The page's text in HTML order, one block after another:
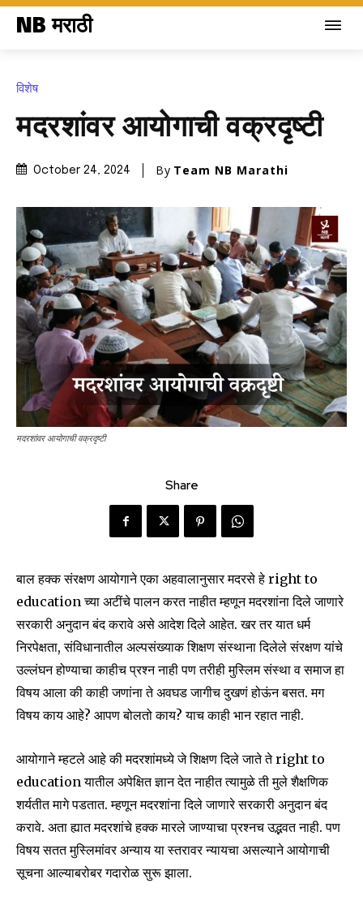
NB मराठी
विशेष
मदरशांवर आयोगाची वक्रदृष्टी
October 24, 2024 By Team NB Marathi
मदरशांवर आयोगाची वक्रदृष्टी
Share
बाल हक्क संरक्षण आयोगाने एका अहवालानुसार मदरसे हे right to
education च्या अटींचे पालन करत नाहीत म्हणून मदरशांना दिले जाणारे
सरकारी अनुदान बंद करावे असे आदेश दिले आहेत. खर तर यात धर्म
निरपेक्षता, संविधानातील अल्पसंख्याक शिक्षण संस्थाना दिलेले संरक्षण यांचे
उल्लंघन होण्याचा काहीच प्रश्न नाही पण तरीही मुस्लिम संस्था व समाज हा
विषय आला की काही जणांना ते अवघड जागीच दुखणं होऊंन बसत. मग
विषय काय आहे? आपण बोलतो काय? याच काही भान रहात नाही.
आयोगाने म्हटले आहे की मदरशांमध्ये जे शिक्षण दिले जाते ते right to
education यातील अपेक्षित ज्ञान देत नाहीत त्यामुळे ती मुले शैक्षणिक
शर्यतीत मागे पडतात. म्हणून मदरशांना दिले जाणारे सरकारी अनुदान बंद
करावे. अता ह्यात मदरशांचे हक्क मारले जाण्याचा प्रश्नच उद्भवत नाही. पण
विषय सतत मुस्लिमांवर अन्याय या स्तरावर न्यायचा असल्याने आयोगाची
सूचना आल्याबरोबर गदारोळ सुरू झाला.